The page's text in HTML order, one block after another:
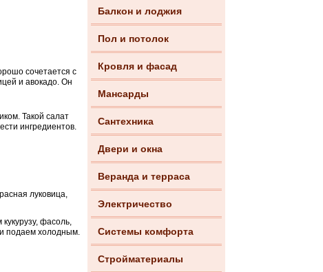
Балкон и лоджия
Пол и потолок
Кровля и фасад
Мансарды
Сантехника
Двери и окна
Веранда и терраса
Электричество
Системы комфорта
Стройматериалы
сочетается с
и авокадо. Он
Такой салат
ингредиентов.
луковица,
фасоль,
подаем холодным.